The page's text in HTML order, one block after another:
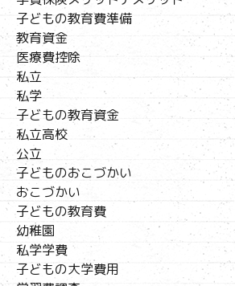
子どもの教育費準備
教育資金
医療費控除
私立
私学
子どもの教育資金
私立高校
公立
子どものおこづかい
おこづかい
子どもの教育費
幼稚園
私学学費
子どもの大学費用